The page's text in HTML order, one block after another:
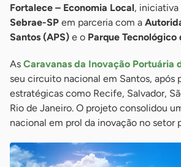
Fortalece – Economia Local,
Sebrae-SP em parceria com a
Santos (APS) e o Parque Tecnológico
As Caravanas da Inovação Portuária
seu circuito nacional em Santos, após
estratégicas como Recife, Salvador,
Rio de Janeiro. O projeto consolidou
nacional em prol da inovação no setor